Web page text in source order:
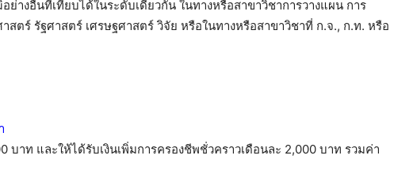
งอื่นที่เทียบได้ในระดับเดียวกัน ในทางหรือสาขาวิชาการวางแผน การ
สตร์ รัฐศาสตร์ เศรษฐศาสตร์ วิจัย หรือในทางหรือสาขาวิชาที่ ก.จ., ก.ท. หรือ
บาท และให้ได้รับเงินเพิ่มการครองชีพชั่วคราวเดือนละ 2,000 บาท รวมค่า